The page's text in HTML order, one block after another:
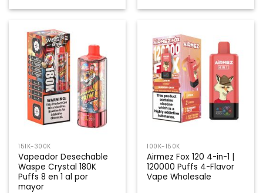
151K-300K
Vapeador Desechable
Waspe Crystal 180K
Puffs 8 en 1 al por
mayor
100K-150K
Airmez Fox 120 4-in-1 |
120000 Puffs 4-Flavor
Vape Wholesale